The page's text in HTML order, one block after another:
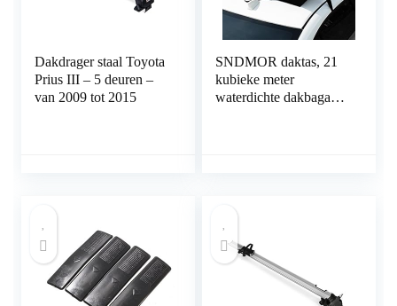
Dakdrager staal Toyota
Prius III – 5 deuren –
van 2009 tot 2015
SNDMOR daktas, 21
kubieke meter
waterdichte dakbagage,